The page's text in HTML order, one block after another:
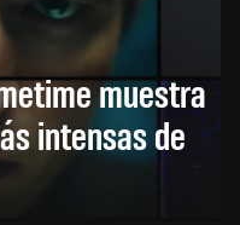
muestra
intensas de